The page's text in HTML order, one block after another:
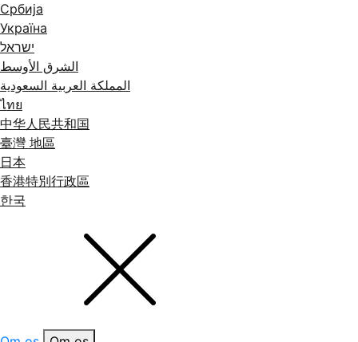
Србија
Україна
ישראל
الشرق الأوسط
المملكة العربية السعودية
ไทย
中华人民共和国
臺灣 地區
日本
香港特別行政區
한국